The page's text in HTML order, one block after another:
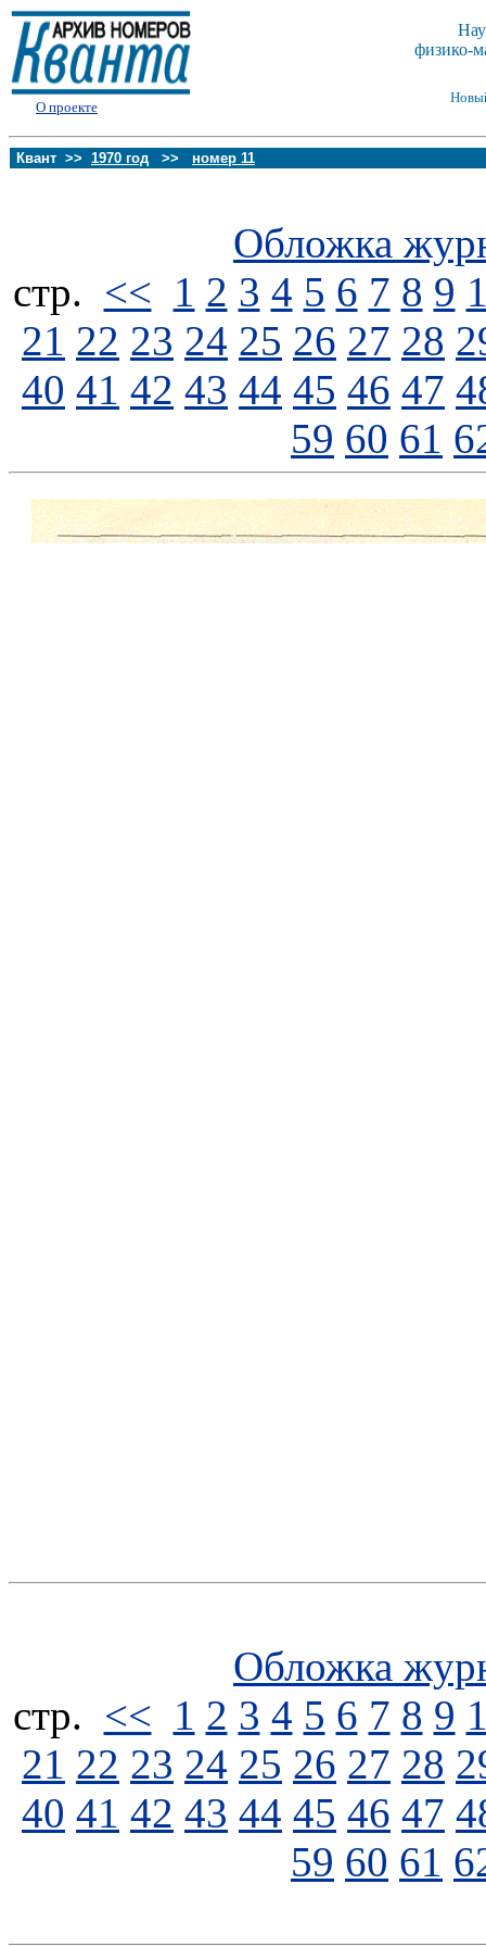
О проекте
физико-
Квант >> 1970 год >> номер 11
Обложка
стp. << 1 2 3 4 5 6 7 8 9
21 22 23 24 25 26 27 28
40 41 42 43 44 45 46 47
59 60 61
Обложка
стp. << 1 2 3 4 5 6 7 8 9
21 22 23 24 25 26 27 28
40 41 42 43 44 45 46 47
59 60 61